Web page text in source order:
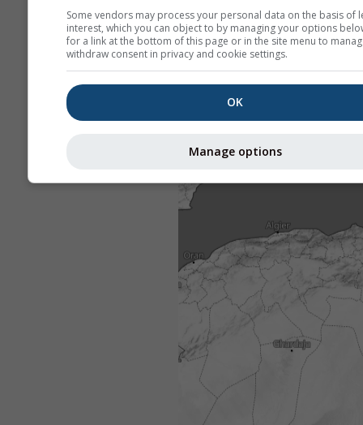
Some vendors may process your personal data on the basis of
interest, which you can object to by managing your options
for a link at the bottom of this page or in the site menu to
withdraw consent in privacy and cookie settings.
OK
Manage options